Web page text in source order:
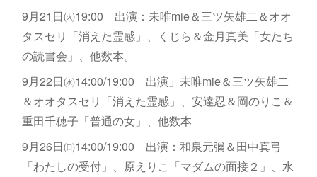
9月21日㈫19:00 出演：未唯mie＆三ツ矢雄二＆オオ
タスセリ「消えた霊感」、くじら＆金月真美「女たち
の読書会」、他数本。
9月22日㈬14:00/19:00 出演」未唯mie＆三ツ矢雄二
＆オオタスセリ「消えた霊感」、安達忍＆岡のりこ＆
重田千穂子「普通の女」、他数本
9月26日㈰14:00/19:00 出演：和泉元彌＆田中真弓
「わたしの受付」、原えりこ「マダムの面接２」、水